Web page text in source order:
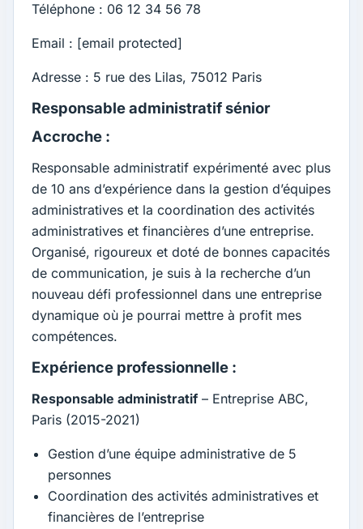
Téléphone : 06 12 34 56 78
Email : [email protected]
Adresse : 5 rue des Lilas, 75012 Paris
Responsable administratif sénior
Accroche :
Responsable administratif expérimenté avec plus
de 10 ans d’expérience dans la gestion d’équipes
administratives et la coordination des activités
administratives et financières d’une entreprise.
Organisé, rigoureux et doté de bonnes capacités
de communication, je suis à la recherche d’un
nouveau défi professionnel dans une entreprise
dynamique où je pourrai mettre à profit mes
compétences.
Expérience professionnelle :
Responsable administratif – Entreprise ABC,
Paris (2015-2021)
Gestion d’une équipe administrative de 5
personnes
Coordination des activités administratives et
financières de l’entreprise